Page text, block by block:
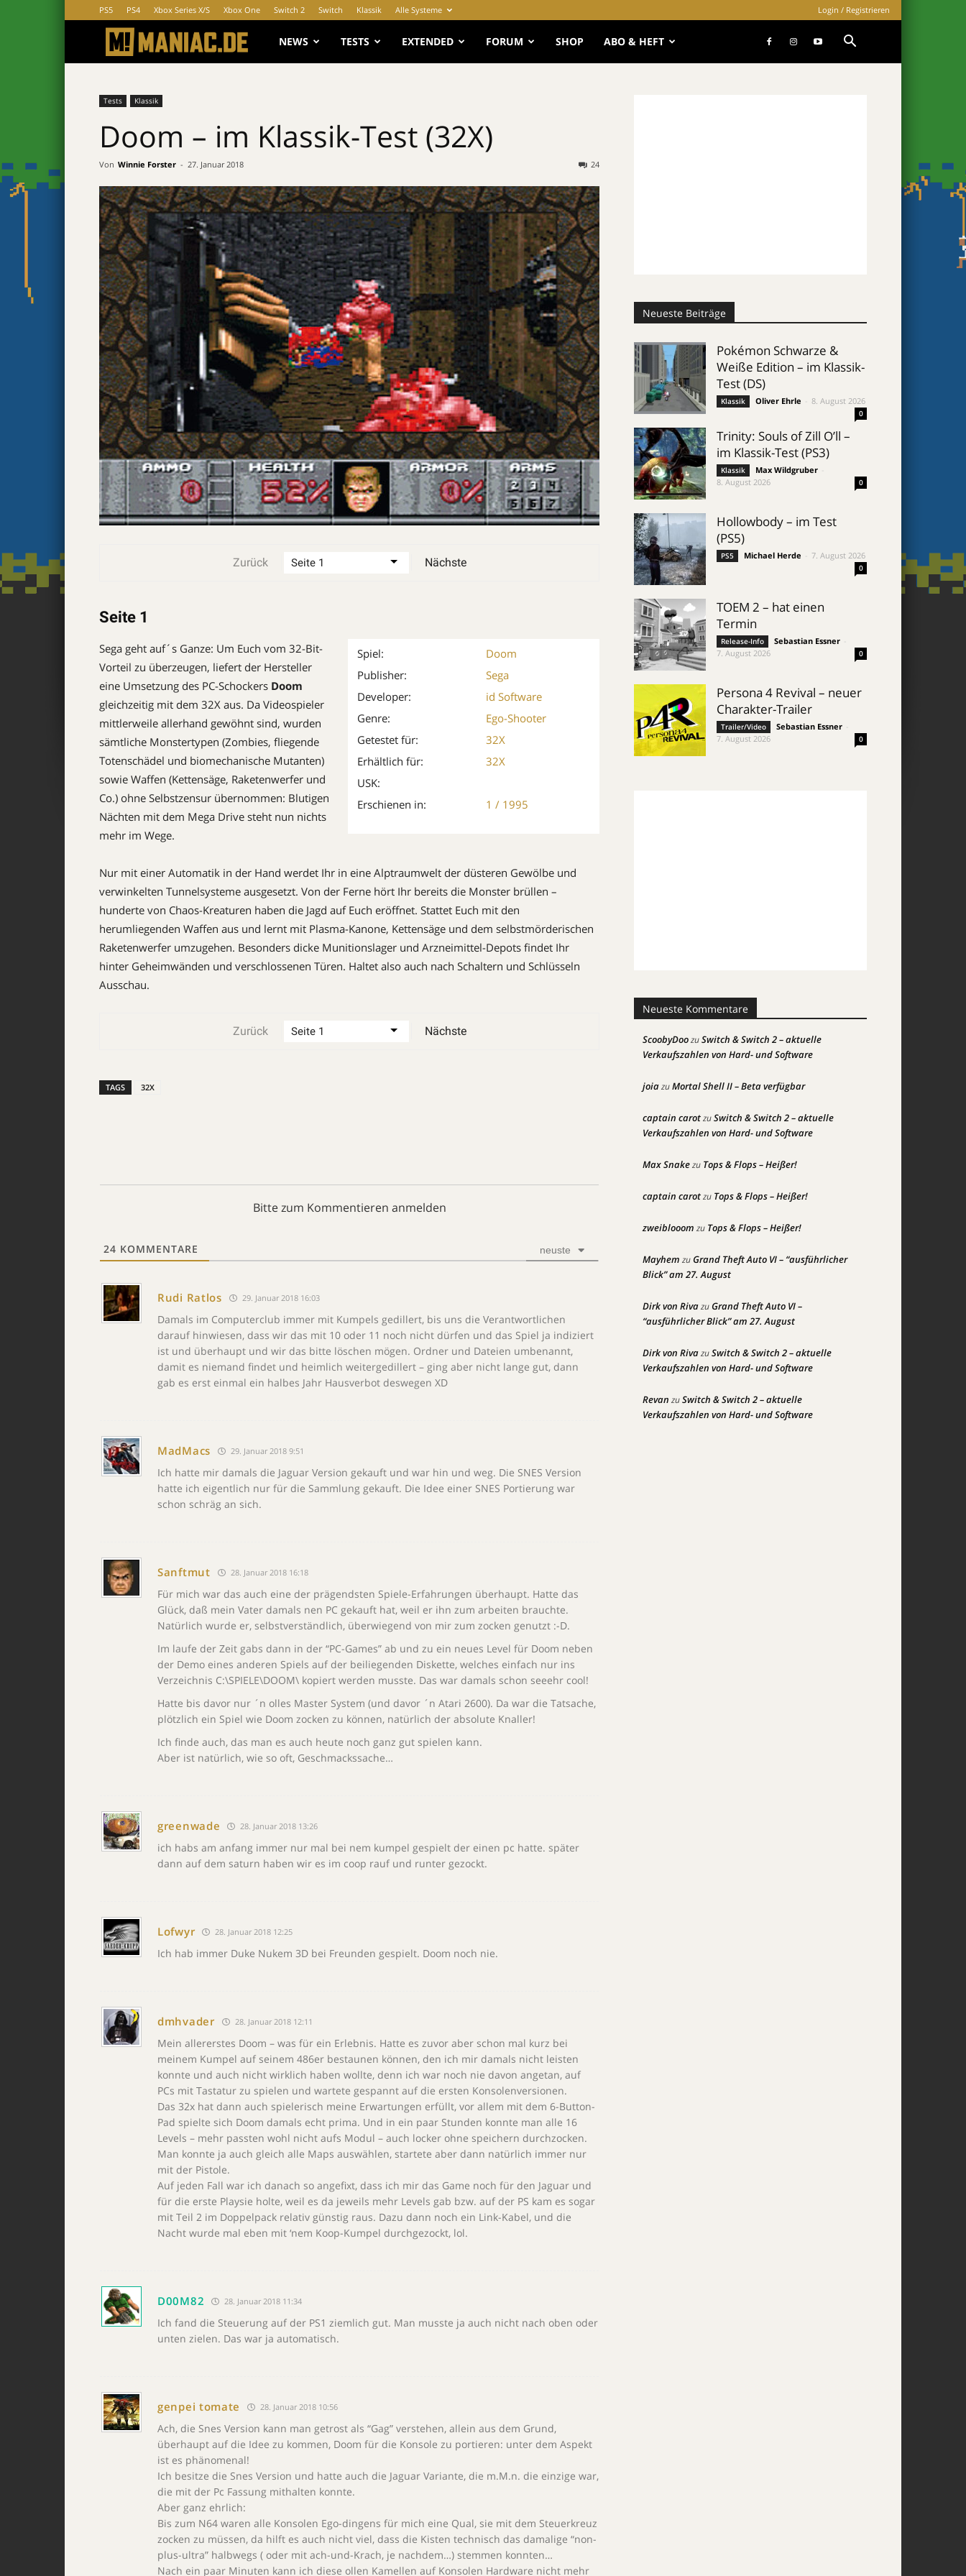
PS5 PS4 Xbox Series X/S Xbox One Switch 2 Switch Klassik Alle Systeme Login / Registrieren
MANIAC.de
NEWS TESTS EXTENDED FORUM SHOP ABO & HEFT
Tests Klassik
Doom – im Klassik-Test (32X)
Von Winnie Forster - 27. Januar 2018 24
Zurück Nächste
Seite 1
Spiel:
Doom
Publisher:
Sega
Developer:
id Software
Genre:
Ego-Shooter
Getestet für:
32X
Erhältlich für:
32X
USK:
Erschienen in:
1 / 1995
Sega geht auf´s Ganze: Um Euch vom 32-Bit-
Vorteil zu überzeugen, liefert der Hersteller
eine Umsetzung des PC-Schockers Doom
gleichzeitig mit dem 32X aus. Da Videospieler
mittlerweile allerhand gewöhnt sind, wurden
sämtliche Monstertypen (Zombies, fliegende
Totenschädel und biomechanische Mutanten)
sowie Waffen (Kettensäge, Raketenwerfer und
Co.) ohne Selbstzensur übernommen: Blutigen
Nächten mit dem Mega Drive steht nun nichts
mehr im Wege.
Nur mit einer Automatik in der Hand werdet Ihr in eine Alptraumwelt der düsteren Gewölbe und
verwinkelten Tunnelsysteme ausgesetzt. Von der Ferne hört Ihr bereits die Monster brüllen –
hunderte von Chaos-Kreaturen haben die Jagd auf Euch eröffnet. Stattet Euch mit den
herumliegenden Waffen aus und lernt mit Plasma-Kanone, Kettensäge und dem selbstmörderischen
Raketenwerfer umzugehen. Besonders dicke Munitionslager und Arzneimittel-Depots findet Ihr
hinter Geheimwänden und verschlossenen Türen. Haltet also auch nach Schaltern und Schlüsseln
Ausschau.
Zurück Nächste
TAGS 32X
Bitte zum Kommentieren anmelden
24 KOMMENTARE neuste
Rudi Ratlos 29. Januar 2018 16:03
Damals im Computerclub immer mit Kumpels gedillert, bis uns die Verantwortlichen
darauf hinwiesen, dass wir das mit 10 oder 11 noch nicht dürfen und das Spiel ja indiziert
ist und überhaupt und wir das bitte löschen mögen. Ordner und Dateien umbenannt,
damit es niemand findet und heimlich weitergedillert – ging aber nicht lange gut, dann
gab es erst einmal ein halbes Jahr Hausverbot deswegen XD
MadMacs 29. Januar 2018 9:51
Ich hatte mir damals die Jaguar Version gekauft und war hin und weg. Die SNES Version
hatte ich eigentlich nur für die Sammlung gekauft. Die Idee einer SNES Portierung war
schon schräg an sich.
Sanftmut 28. Januar 2018 16:18
Für mich war das auch eine der prägendsten Spiele-Erfahrungen überhaupt. Hatte das
Glück, daß mein Vater damals nen PC gekauft hat, weil er ihn zum arbeiten brauchte.
Natürlich wurde er, selbstverständlich, überwiegend von mir zum zocken genutzt :-D.
Im laufe der Zeit gabs dann in der “PC-Games” ab und zu ein neues Level für Doom neben
der Demo eines anderen Spiels auf der beiliegenden Diskette, welches einfach nur ins
Verzeichnis C:\SPIELE\DOOM\ kopiert werden musste. Das war damals schon seeehr cool!
Hatte bis davor nur ´n olles Master System (und davor ´n Atari 2600). Da war die Tatsache,
plötzlich ein Spiel wie Doom zocken zu können, natürlich der absolute Knaller!
Ich finde auch, das man es auch heute noch ganz gut spielen kann.
Aber ist natürlich, wie so oft, Geschmackssache…
greenwade 28. Januar 2018 13:26
ich habs am anfang immer nur mal bei nem kumpel gespielt der einen pc hatte. später
dann auf dem saturn haben wir es im coop rauf und runter gezockt.
Lofwyr 28. Januar 2018 12:25
Ich hab immer Duke Nukem 3D bei Freunden gespielt. Doom noch nie.
dmhvader 28. Januar 2018 12:11
Mein allererstes Doom – was für ein Erlebnis. Hatte es zuvor aber schon mal kurz bei
meinem Kumpel auf seinem 486er bestaunen können, den ich mir damals nicht leisten
konnte und auch nicht wirklich haben wollte, denn ich war noch nie davon angetan, auf
PCs mit Tastatur zu spielen und wartete gespannt auf die ersten Konsolenversionen.
Das 32x hat dann auch spielerisch meine Erwartungen erfüllt, vor allem mit dem 6-Button-
Pad spielte sich Doom damals echt prima. Und in ein paar Stunden konnte man alle 16
Levels – mehr passten wohl nicht aufs Modul – auch locker ohne speichern durchzocken.
Man konnte ja auch gleich alle Maps auswählen, startete aber dann natürlich immer nur
mit der Pistole.
Auf jeden Fall war ich danach so angefixt, dass ich mir das Game noch für den Jaguar und
für die erste Playsie holte, weil es da jeweils mehr Levels gab bzw. auf der PS kam es sogar
mit Teil 2 im Doppelpack relativ günstig raus. Dazu dann noch ein Link-Kabel, und die
Nacht wurde mal eben mit ‘nem Koop-Kumpel durchgezockt, lol.
D00M82 28. Januar 2018 11:34
Ich fand die Steuerung auf der PS1 ziemlich gut. Man musste ja auch nicht nach oben oder
unten zielen. Das war ja automatisch.
genpei tomate 28. Januar 2018 10:56
Ach, die Snes Version kann man getrost als “Gag” verstehen, allein aus dem Grund,
überhaupt auf die Idee zu kommen, Doom für die Konsole zu portieren: unter dem Aspekt
ist es phänomenal!
Ich besitze die Snes Version und hatte auch die Jaguar Variante, die m.M.n. die einzige war,
die mit der Pc Fassung mithalten konnte.
Aber ganz ehrlich:
Bis zum N64 waren alle Konsolen Ego-dingens für mich eine Qual, sie mit dem Steuerkreuz
zocken zu müssen, da hilft es auch nicht viel, dass die Kisten technisch das damalige “non-
plus-ultra” halbwegs ( oder mit ach-und-Krach, je nachdem…) stemmen konnten…
Nach ein paar Minuten kann ich diese ollen Kamellen auf Konsolen Hardware nicht mehr
Neueste Beiträge
Pokémon Schwarze &
Weiße Edition – im Klassik-
Test (DS)
Klassik Oliver Ehrle 8. August 2026
0
Trinity: Souls of Zill O’ll –
im Klassik-Test (PS3)
Klassik Max Wildgruber
8. August 2026
0
Hollowbody – im Test
(PS5)
PS5 Michael Herde 7. August 2026
0
TOEM 2 – hat einen
Termin
Release-Info Sebastian Essner
7. August 2026
0
Persona 4 Revival – neuer
Charakter-Trailer
Trailer/Video Sebastian Essner
7. August 2026
0
Neueste Kommentare
ScoobyDoozuSwitch & Switch 2 – aktuelle
Verkaufszahlen von Hard- und Software
joiazuMortal Shell II – Beta verfügbar
captain carotzuSwitch & Switch 2 – aktuelle
Verkaufszahlen von Hard- und Software
Max Snakezu Tops & Flops – Heißer!
captain carotzu Tops & Flops – Heißer!
zweiblooom zu Tops & Flops – Heißer!
Mayhem zuGrand Theft Auto VI – “ausführlicher
Blick” am 27. August
Dirk von RivazuGrand Theft Auto VI –
“ausführlicher Blick” am 27. August
Dirk von RivazuSwitch & Switch 2 – aktuelle
Verkaufszahlen von Hard- und Software
Revan zuSwitch & Switch 2 – aktuelle
Verkaufszahlen von Hard- und Software